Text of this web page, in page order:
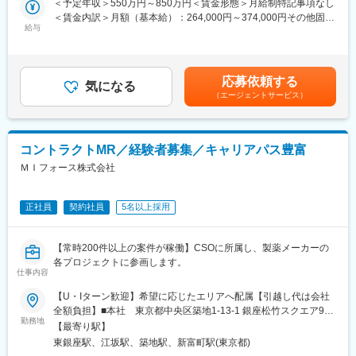
へのキャリアアップ＆キャリアチェンジの可能性アリ）
・全員未経験入社！同期とスタートできる環境
・配属後もマネージャーや先輩MRが成長をサポート
■手厚い福利厚生
・外勤手当（1日1,500円）
・社宅制度（家賃60％会社負担）※条件あり
・転勤時の引越し費用負担
・単身赴任手当／帰省補助
研修終了後は各製薬メーカーのプロジェクトに配属される『コン
ます。
がんや希少疾患の医薬品担当など専門性を深めるキャリアや、マ
ネジメント・人材育成など多様なキャリアパスが可能。実際に社
内でキャリアチェンジして活躍している社員も多数います。
業規模、製品領域などのバランスを考慮しながら、常時60以上の
プロジェクトが稼働しています。
■年齢も経験も多様な人財が活躍
シミック・イニジオはほぼ全員が中途採用です。それぞれ異なる
バックグラウンドを持ち、その経験を活かして活動しています。
社員の年齢分布も幅広く、20代～60代まで在籍しています。社員
の経験の多様性は、変革期にある製薬業界にあって、私たちの事
業を支える重要な要素です。
シミック・イニジオにとってサービス品質の源泉となるのは人財
資を行っています。自己成長意欲を尊重し、業務直結の研修だけ
でなく、変化する時代に対応するビジネススキル習得も含め階層
行っています。
■家族も安心な手厚い福利厚生
社員がワークライフバランスをとりながらパフォーマンスを発揮
できる制度があります。社員と社員のご家族が安心し、仕事もプ
給与
＜予定年収＞550万円～850万円＜賃金形態＞月給制特記事項なし
＜賃金内訳＞月額（基本給）：264,000円～374,000円その他固定
を全額支給 ■賞与年2回（昨年度実績4.2ヶ月）、報酬改定年1回■
全国勤務が可能な方は、初回給与時に30万円の一時金を支給賃金
はあくまでも目安の金額であり、選考を通じて上下する可能性が
あります。月給(月額)は固定手当を含めた表記です。
気になる 応募依頼する
（エージェントサービス）
コントラクトMR／経験者募集／キャリアパス豊富
ＭＩフォース株式会社
正社員 契約社員 5名以上採用
仕事内容
【常時200件以上の案件が稼働】CSOに所属し、製薬メーカーの
各プロジェクトに参画します。
勤務地
【U・Iターン歓迎】希望に応じたエリアへ配属【引越し代は会社
全額負担】■本社 東京都中央区築地1-13-1 銀座松竹スクエア9F■
勤務エリア：（1）北海道：北海道（2）東北：青森・秋田・岩
手・山形・宮城・福島（3）関東：東京・神奈川・千葉・埼玉・茨
【最寄り駅】
東銀座駅、江坂駅、築地駅、新富町駅(東京都)